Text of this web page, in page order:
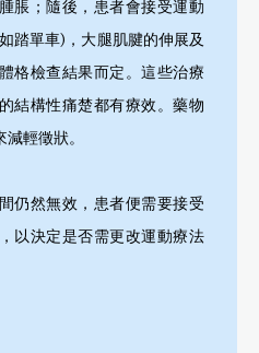
脹；隨後，患者會接受運動
踏單車)，大腿肌腱的伸展及
格檢查結果而定。這些治療
結構性痛楚都有療效。藥物
輕徵狀。
仍然無效，患者便需要接受
以決定是否需更改運動療法